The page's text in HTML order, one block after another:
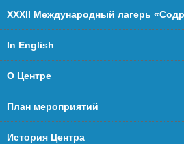
XXХII Международный лагерь
In English
О Центре
План мероприятий
История Центра